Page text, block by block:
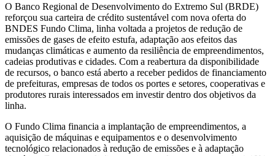
O Banco Regional de Desenvolvimento do Extremo Sul (BRDE)
reforçou sua carteira de crédito sustentável com nova oferta do
BNDES Fundo Clima, linha voltada a projetos de redução de
emissões de gases de efeito estufa, adaptação aos efeitos das
mudanças climáticas e aumento da resiliência de empreendimentos,
cadeias produtivas e cidades. Com a reabertura da disponibilidade
de recursos, o banco está aberto a receber pedidos de financiamento
de prefeituras, empresas de todos os portes e setores, cooperativas e
produtores rurais interessados em investir dentro dos objetivos da
linha.
O Fundo Clima financia a implantação de empreendimentos, a
aquisição de máquinas e equipamentos e o desenvolvimento
tecnológico relacionados à redução de emissões e à adaptação